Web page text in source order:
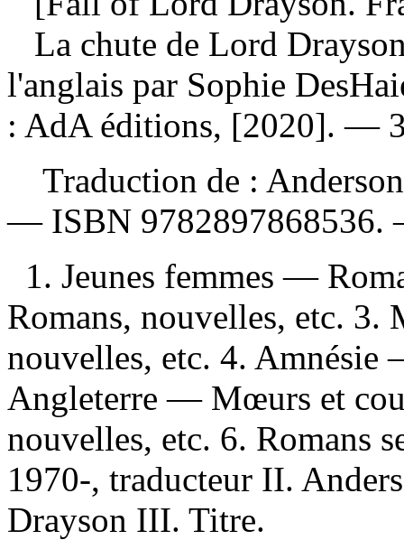
La chute de Lord
l'anglais par Sophie
: AdA éditions, [2020]. —
Traduction de :
— ISBN 9782897868536.
1. Jeunes femmes —
Romans, nouvelles, etc.
nouvelles, etc. 4. Amnésie
Angleterre — Mœurs et
nouvelles, etc. 6. Romans
1970-, traducteur II.
Drayson III. Titre.